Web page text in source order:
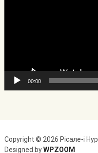
00:00
Copyright © 2026 Рісале-і Нур
Designed byWPZOOM